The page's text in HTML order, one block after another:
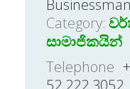
Businessman
Category:
සාමාජිකයින්
Telephone
52 222 3052